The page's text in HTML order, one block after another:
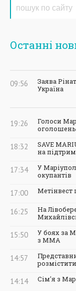
Останні
09:56
Заява
Україна
19:26
Голоси
оголошень
18:32
SAVE
на
17:34
У
окупантів
17:00 Метінвест
16:25
На
15:50
У боях за
з ММА
14:57
14:14 Сім'я з